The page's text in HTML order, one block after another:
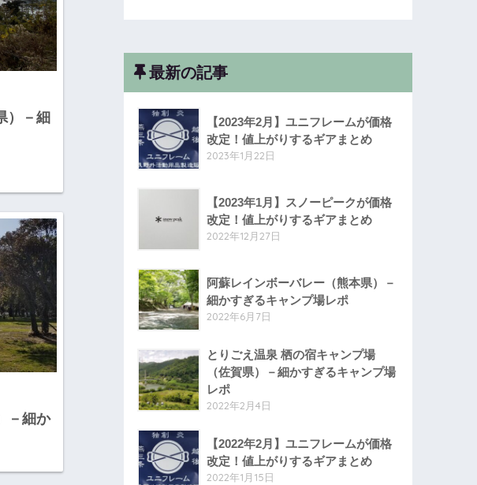
）－細
－細か
最新の記事
【2023年2月】ユニフレームが価格
改定！値上がりするギアまとめ
2023年1月22日
【2023年1月】スノーピークが価格
改定！値上がりするギアまとめ
2022年12月27日
阿蘇レインボーバレー（熊本県）－
細かすぎるキャンプ場レポ
2022年6月7日
とりごえ温泉 栖の宿キャンプ場
（佐賀県）－細かすぎるキャンプ場
レポ
2022年2月4日
【2022年2月】ユニフレームが価格
改定！値上がりするギアまとめ
2022年1月15日